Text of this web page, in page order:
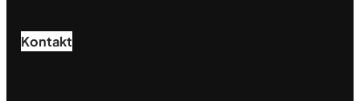
Kontakt